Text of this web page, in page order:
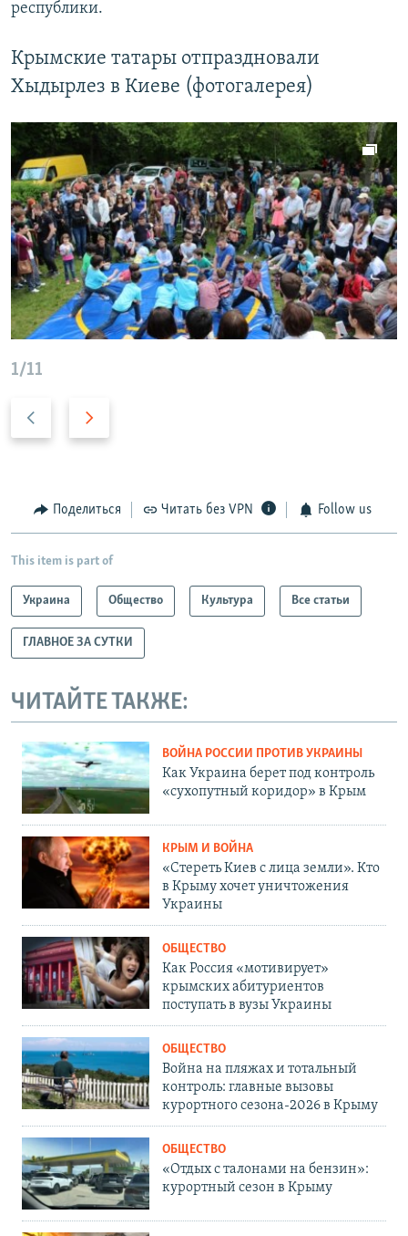
республики.
Крымские татары отпраздновали
Хыдырлез в Киеве (фотогалерея)
1/11
щ
и
й
л
й
д
и
й
с
л
а
й
д
Поделиться Читать без VPN Follow us
This item is part of
Украина Общество Культура Все статьи
ГЛАВНОЕ ЗА СУТКИ
ЧИТАЙТЕ ТАКЖЕ:
ВОЙНА РОССИИ ПРОТИВ УКРАИНЫ
Как Украина берет под контроль
«сухопутный коридор» в Крым
КРЫМ И ВОЙНА
«Стереть Киев с лица земли». Кто
в Крыму хочет уничтожения
Украины
ОБЩЕСТВО
Как Россия «мотивирует»
крымских абитуриентов
поступать в вузы Украины
ОБЩЕСТВО
Война на пляжах и тотальный
контроль: главные вызовы
курортного сезона-2026 в Крыму
ОБЩЕСТВО
«Отдых с талонами на бензин»:
курортный сезон в Крыму